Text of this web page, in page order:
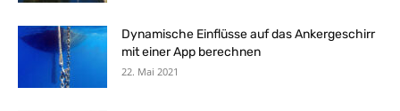
Dynamische Einflüsse auf das Ankergeschirr
mit einer App berechnen
22. Mai 2021